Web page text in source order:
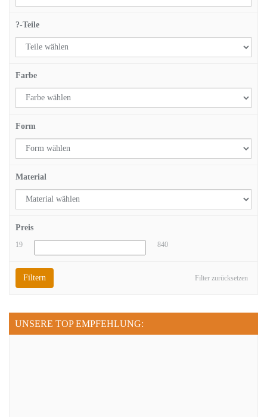
?-Teile
Farbe
Form
Material
Preis
19 840
Filter zurücksetzen
Filtern
UNSERE TOP EMPFEHLUNG: